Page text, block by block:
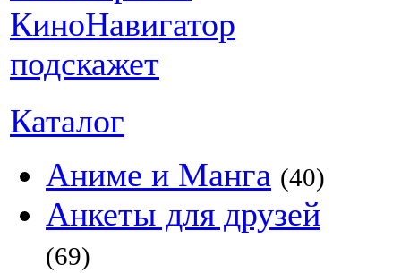
Каталог
Аниме и Манга (40)
Анкеты для друзей
(69)